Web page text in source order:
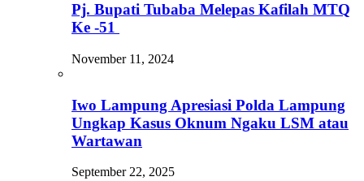
Pj. Bupati Tubaba Melepas Kafilah MTQ
Ke -51
November 11, 2024
Iwo Lampung Apresiasi Polda Lampung
Ungkap Kasus Oknum Ngaku LSM atau
Wartawan
September 22, 2025